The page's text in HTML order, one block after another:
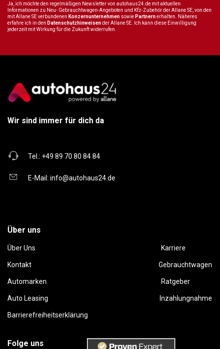
Ja, ich möchte den regelmäßigen Newsletter von autohaus24.de mit aktuellen
Informationen zu Neu- Gebrauchtwagen-Angeboten und Kfz-Zubehör der Allane SE, von den
mit Allane SE verbundenen Konzernunternehmen sowie Partnernerhalten. Näheres
erfahre ich in den Datenschutzhinweisender Allane SE. Ich kann diese Einwilligung
jederzeit mit Wirkung für die Zukunft widerrufen.
Wir sind immer für dich da
Tel.: +49 89 70 80 84 84
E-Mail: info@autohaus24.de
Über uns
Über Uns Karriere
Kontakt Gebrauchtwagen
Automarken Ratgeber
Auto Leasing Inzahlungnahme
Barrierefreiheitserklärung
Folge uns